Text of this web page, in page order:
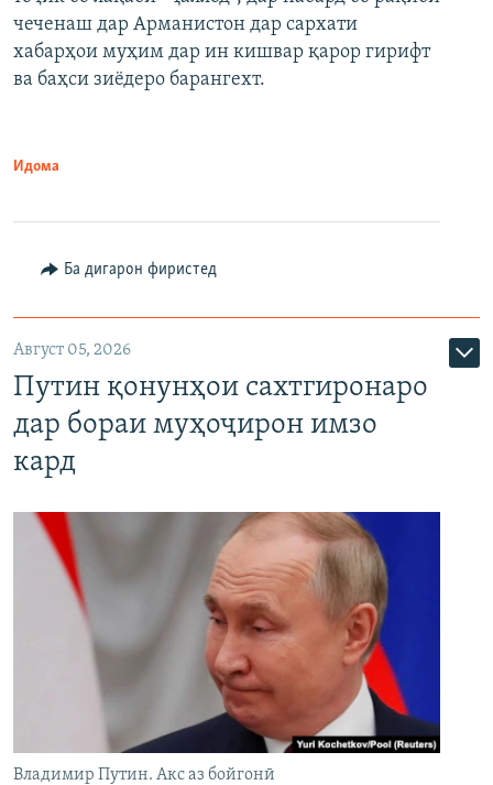
Auto 240p 360p 480p
720p 1080p
480p
чеченаш дар Арманистон дар сархати
хабарҳои муҳим дар ин кишвар қарор гирифт
ва баҳси зиёдеро барангехт.
Идома
Ба дигарон фиристед
Август 05, 2026
Путин қонунҳои сахтгиронаро
дар бораи муҳоҷирон имзо
кард
Владимир Путин. Акс аз бойгонӣ